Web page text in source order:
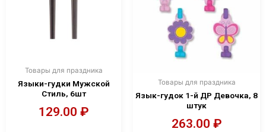
Товары для праздника
Языки-гудки Мужской
Стиль, 6шт
129.00 ₽
Товары для праздника
Язык-гудок 1-й ДР Девочка, 8
штук
263.00 ₽